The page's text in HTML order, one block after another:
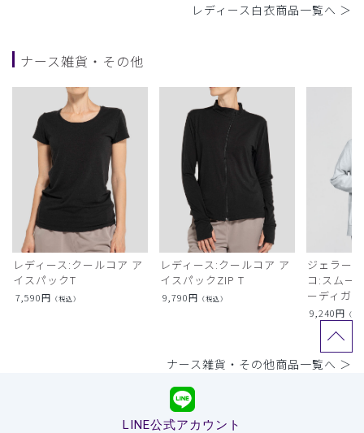
レディース白衣商品一覧へ ＞
ナース雑貨・その他
レディース:クールコア ア
イスパックT
7,590円 （税込）
レディース:クールコア ア
イスパックZIP T
9,790円 （税込）
ジェラー
コ:スムー
ーディガン
9,240円 （税
ナース雑貨・その他商品一覧へ ＞
LINE公式アカウント